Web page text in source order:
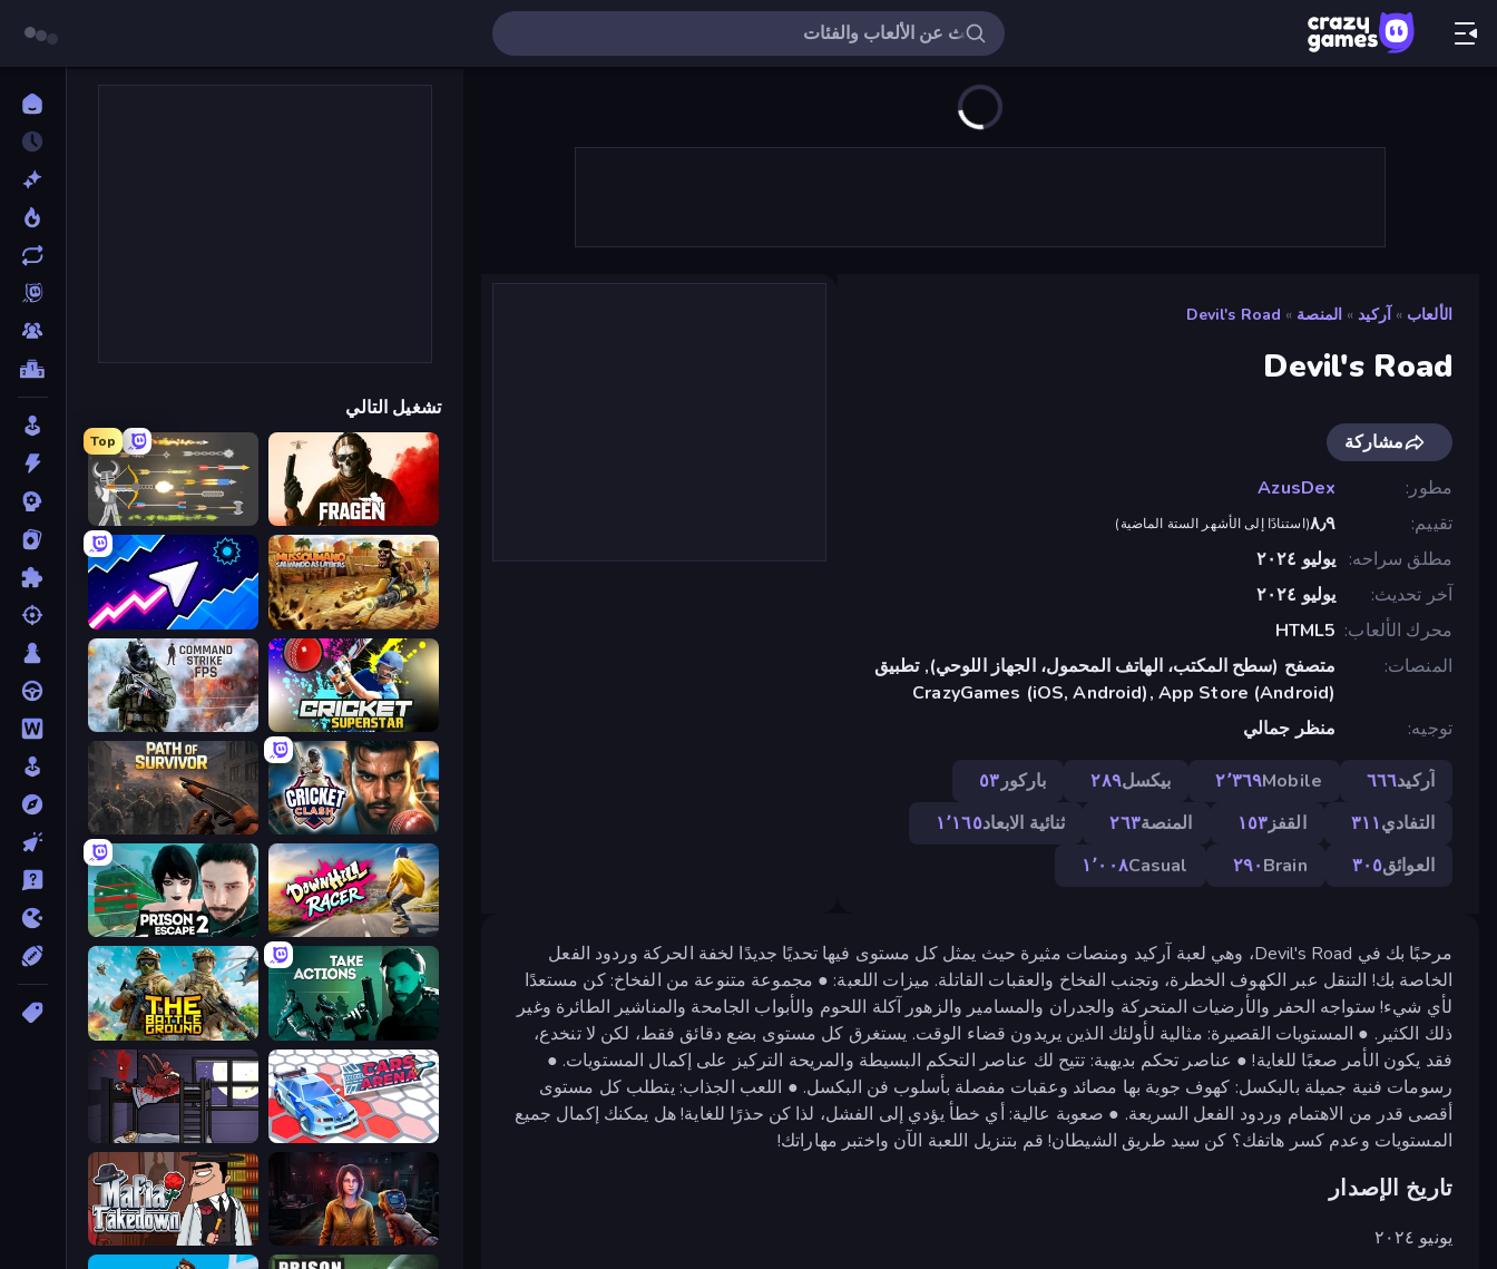
الألعاب » آركيد » المنصة »
Devil's Road
Devil's Road
مشاركة
مطور
AzusDex
تقييم
٨٫٩(استنادًا إلى الأشهر الستة الماضية)
مطلق سراحه
يوليو ٢٠٢٤
آخر تحديث
يوليو ٢٠٢٤
محرك الألعاب HTML5
المنصات
متصفح (سطح المكتب، الهاتف المحمول، الجهاز اللوحي), تطبيق
CrazyGames (iOS, Android), App Store (Android)
توجيه
منظر جمالي
آركيد٦٦٦ Mobile٢٬٣٦٩ بيكسل٢٨٩ باركور٥٣
التفادي٣١١ القفز١٥٣ المنصة٢٦٣ ثنائية الابعاد١٬١٦٥
العوائق٣٠٥ Brain٢٩٠ Casual١٬٠٠٨
مرحبًا بك في Devil's Road، وهي لعبة آركيد ومنصات مثيرة حيث يمثل كل مستوى فيها تحديًا جديدًا لخفة الحركة وردود الفعل
الخاصة بك! التنقل عبر الكهوف الخطرة، وتجنب الفخاخ والعقبات القاتلة. ميزات اللعبة: ● مجموعة متنوعة من الفخاخ: كن مستعدًا
لأي شيء! ستواجه الحفر والأرضيات المتحركة والجدران والمسامير والزهور آكلة اللحوم والأبواب الجامحة والمناشير الطائرة وغير
ذلك الكثير. ● المستويات القصيرة: مثالية لأولئك الذين يريدون قضاء الوقت. يستغرق كل مستوى بضع دقائق فقط، لكن لا تنخدع،
فقد يكون الأمر صعبًا للغاية! ● عناصر تحكم بديهية: تتيح لك عناصر التحكم البسيطة والمريحة التركيز على إكمال المستويات. ●
رسومات فنية جميلة بالبكسل: كهوف جوية بها مصائد وعقبات مفصلة بأسلوب فن البكسل. ● اللعب الجذاب: يتطلب كل مستوى
أقصى قدر من الاهتمام وردود الفعل السريعة. ● صعوبة عالية: أي خطأ يؤدي إلى الفشل، لذا كن حذرًا للغاية! هل يمكنك إكمال جميع
المستويات وعدم كسر هاتفك؟ كن سيد طريق الشيطان! قم بتنزيل اللعبة الآن واختبر مهاراتك!
تاريخ الإصدار
يونيو ٢٠٢٤
تشغيل التالي
Fragen
Top
Ragdoll Archers
Mussoumano Game
Space Waves
Cricket Superstar League
Command Strike FPS
Cricket Clash
Path of Survivor
Downhill Racer
Prison Escape 2
Take Actions
The Battleground
Cars Arena
The Visitor
Survival Zone Zombie Outbreak
Mafia Takedown